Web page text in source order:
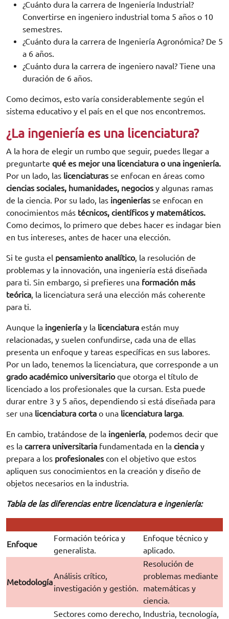
¿Cuánto dura la carrera de Ingeniería Industrial?
Convertirse en ingeniero industrial toma 5 años o 10
semestres.
¿Cuánto dura la carrera de Ingeniería Agronómica? De 5
a 6 años.
¿Cuánto dura la carrera de ingeniero naval? Tiene una
duración de 6 años.
Como decimos, esto varía considerablemente según el
sistema educativo y el país en el que nos encontremos.
¿La ingeniería es una licenciatura?
A la hora de elegir un rumbo que seguir, puedes llegar a
preguntarte qué es mejor una licenciatura o una ingeniería.
Por un lado, las licenciaturas se enfocan en áreas como
ciencias sociales, humanidades, negocios y algunas ramas
de la ciencia. Por su lado, las ingenierías se enfocan en
conocimientos más técnicos, científicos y matemáticos.
Como decimos, lo primero que debes hacer es indagar bien
en tus intereses, antes de hacer una elección.
Si te gusta el pensamiento analítico, la resolución de
problemas y la innovación, una ingeniería está diseñada
para ti. Sin embargo, si prefieres una formación más
teórica, la licenciatura será una elección más coherente
para ti.
Aunque la ingeniería y la licenciatura están muy
relacionadas, y suelen confundirse, cada una de ellas
presenta un enfoque y tareas específicas en sus labores.
Por un lado, tenemos la licenciatura, que corresponde a un
grado académico universitarioque otorga el título de
licenciado a los profesionales que la cursan. Esta puede
durar entre 3 y 5 años, dependiendo si está diseñada para
ser una licenciatura corta o una licenciatura larga.
En cambio, tratándose de la ingeniería, podemos decir que
es la carrera universitaria fundamentada en la ciencia y
prepara a los profesionales con el objetivo que estos
apliquen sus conocimientos en la creación y diseño de
objetos necesarios en la industria.
Tabla de las diferencias entre licenciatura e ingeniería:
Enfoque
Formación teórica y
generalista.
Enfoque técnico y
aplicado.
Metodología
Análisis crítico,
investigación y gestión.
Resolución de
problemas mediante
matemáticas y
ciencia.
Sectores como derecho, Industria, tecnología,